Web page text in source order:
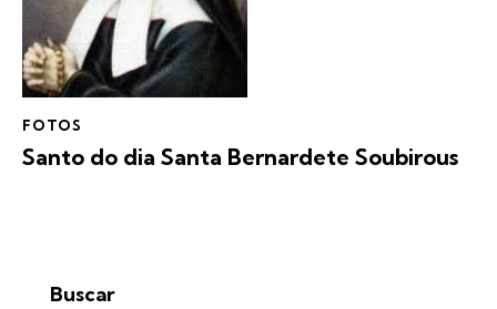
FOTOS
Santo do dia Santa Bernardete Soubirous
Buscar